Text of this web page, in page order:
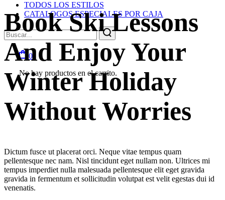
TODOS LOS ESTILOS
CATALOGOS ESPECIALES POR CAJA
Search
for:
0
No hay productos en el carrito.
Book Ski Lessons
And Enjoy Your
Winter Holiday
Without Worries
Dictum fusce ut placerat orci. Neque vitae tempus quam
pellentesque nec nam. Nisl tincidunt eget nullam non. Ultrices mi
tempus imperdiet nulla malesuada pellentesque elit eget gravida
gravida in fermentum et sollicitudin volutpat est velit egestas dui id
venenatis.